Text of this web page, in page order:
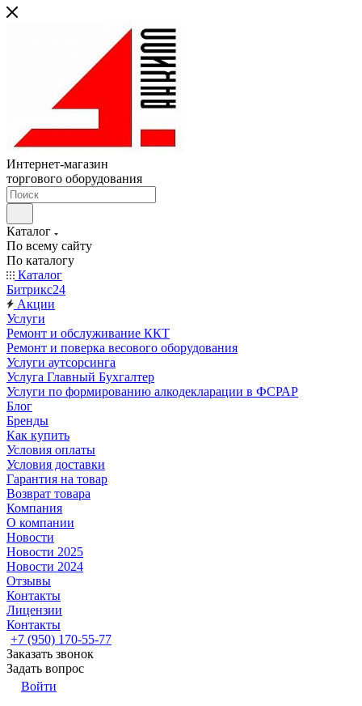
Интернет-магазин
торгового оборудования
Каталог
По всему сайту
По каталогу
Каталог
Битрикс24
Акции
Услуги
Ремонт и обслуживание ККТ
Ремонт и поверка весового оборудования
Услуги аутсорсинга
Услуга Главный Бухгалтер
Услуги по формированию алкодекларации в ФСРАР
Блог
Бренды
Как купить
Условия оплаты
Условия доставки
Гарантия на товар
Возврат товара
Компания
О компании
Новости
Новости 2025
Новости 2024
Отзывы
Контакты
Лицензии
Контакты
+7 (950) 170-55-77
Заказать звонок
Задать вопрос
Войти